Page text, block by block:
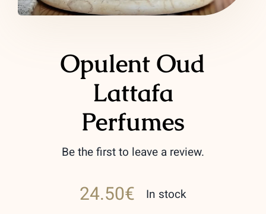
Opulent Oud
Lattafa
Perfumes
Be the first to leave a review.
24.50€ In stock